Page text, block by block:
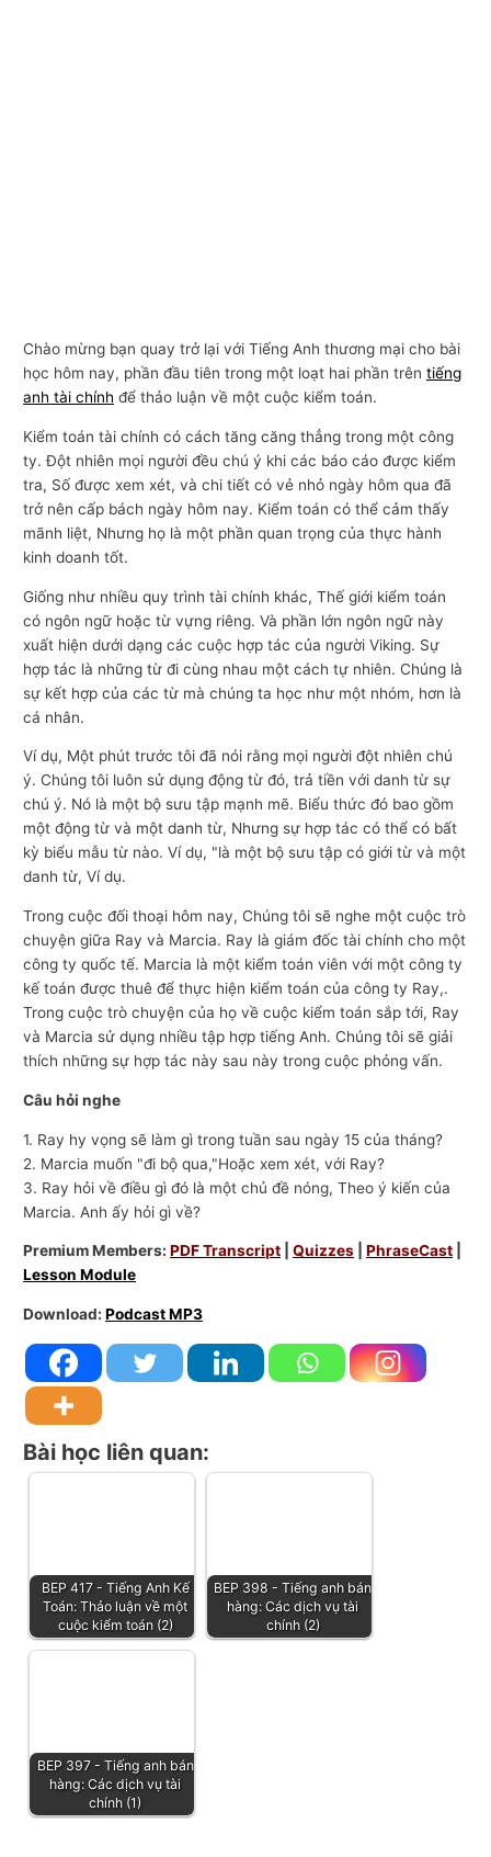
Chào mừng bạn quay trở lại với Tiếng Anh thương mại cho bài
học hôm nay, phần đầu tiên trong một loạt hai phần trêntiếng
anh tài chính để thảo luận về một cuộc kiểm toán.
Kiểm toán tài chính có cách tăng căng thẳng trong một công
ty. Đột nhiên mọi người đều chú ý khi các báo cáo được kiểm
tra, Số được xem xét, và chi tiết có vẻ nhỏ ngày hôm qua đã
trở nên cấp bách ngày hôm nay. Kiểm toán có thể cảm thấy
mãnh liệt, Nhưng họ là một phần quan trọng của thực hành
kinh doanh tốt.
Giống như nhiều quy trình tài chính khác, Thế giới kiểm toán
có ngôn ngữ hoặc từ vựng riêng. Và phần lớn ngôn ngữ này
xuất hiện dưới dạng các cuộc hợp tác của người Viking. Sự
hợp tác là những từ đi cùng nhau một cách tự nhiên. Chúng là
sự kết hợp của các từ mà chúng ta học như một nhóm, hơn là
cá nhân.
Ví dụ, Một phút trước tôi đã nói rằng mọi người đột nhiên chú
ý. Chúng tôi luôn sử dụng động từ đó, trả tiền với danh từ sự
chú ý. Nó là một bộ sưu tập mạnh mẽ. Biểu thức đó bao gồm
một động từ và một danh từ, Nhưng sự hợp tác có thể có bất
kỳ biểu mẫu từ nào. Ví dụ, "là một bộ sưu tập có giới từ và một
danh từ, Ví dụ.
Trong cuộc đối thoại hôm nay, Chúng tôi sẽ nghe một cuộc trò
chuyện giữa Ray và Marcia. Ray là giám đốc tài chính cho một
công ty quốc tế. Marcia là một kiểm toán viên với một công ty
kế toán được thuê để thực hiện kiểm toán của công ty Ray,.
Trong cuộc trò chuyện của họ về cuộc kiểm toán sắp tới, Ray
và Marcia sử dụng nhiều tập hợp tiếng Anh. Chúng tôi sẽ giải
thích những sự hợp tác này sau này trong cuộc phỏng vấn.
Câu hỏi nghe
1. Ray hy vọng sẽ làm gì trong tuần sau ngày 15 của tháng?
2. Marcia muốn "đi bộ qua,"Hoặc xem xét, với Ray?
3. Ray hỏi về điều gì đó là một chủ đề nóng, Theo ý kiến ​​của
Marcia. Anh ấy hỏi gì về?
Premium Members:PDF Transcript |Quizzes |PhraseCast
Lesson Module
Download:Podcast MP3
Bài học liên quan:
BEP 417 - Tiếng Anh Kế
Toán: Thảo luận về một
cuộc kiểm toán (2)
BEP 398 - Tiếng anh bán
hàng: Các dịch vụ tài
chính (2)
BEP 397 - Tiếng anh bán
hàng: Các dịch vụ tài
chính (1)